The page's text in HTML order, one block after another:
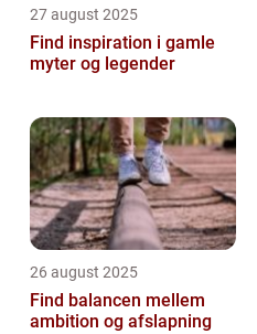
27 august 2025
Find inspiration i gamle
myter og legender
26 august 2025
Find balancen mellem
ambition og afslapning